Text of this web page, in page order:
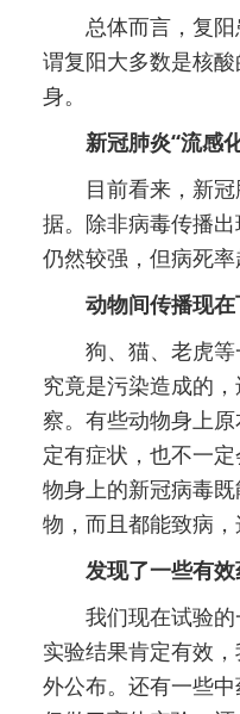
总体而言，复阳
谓复阳大多数是核
身。
新冠肺炎“流感
目前看来，新冠
据。除非病毒传播
仍然较强，但病死率
动物间传播现
狗、猫、老虎等
究竟是污染造成的
察。有些动物身上
定有症状，也不一
物身上的新冠病毒
物，而且都能致病，
发现了一些有
我们现在试验的
实验结果肯定有效
外公布。还有一些